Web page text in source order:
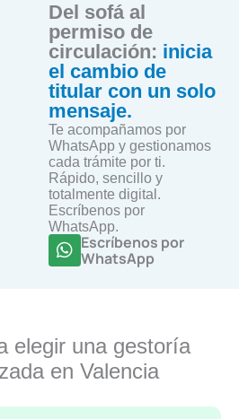
Del sofá al
permiso de
circulación: inicia
el cambio de
titular con un solo
mensaje.
Te acompañamos por
WhatsApp y gestionamos
cada trámite por ti.
Rápido, sencillo y
totalmente digital.
Escríbenos por
WhatsApp.
Escríbenos por
WhatsApp
elegir una gestoría
en Valencia